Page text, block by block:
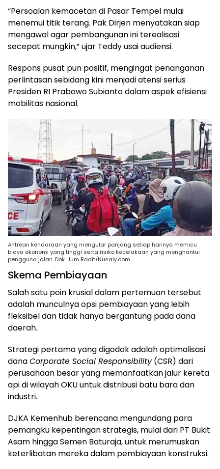
“Persoalan kemacetan di Pasar Tempel mulai
menemui titik terang. Pak Dirjen menyatakan siap
mengawal agar pembangunan ini terealisasi
secepat mungkin,” ujar Teddy usai audiensi.
Respons pusat pun positif, mengingat penanganan
perlintasan sebidang kini menjadi atensi serius
Presiden RI Prabowo Subianto dalam aspek efisiensi
mobilitas nasional.
Antrean kendaraan yang mengular panjang setiap harinya memicu
biaya ekonomi yang tinggi serta risiko kecelakaan yang menghantui
pengguna jalan. Dok. Jum Radit/Nusaly.com
Skema Pembiayaan
Salah satu poin krusial dalam pertemuan tersebut
adalah munculnya opsi pembiayaan yang lebih
fleksibel dan tidak hanya bergantung pada dana
daerah.
Strategi pertama yang digodok adalah optimalisasi
danaCorporate Social Responsibility(CSR) dari
perusahaan besar yang memanfaatkan jalur kereta
api di wilayah OKU untuk distribusi batu bara dan
industri.
DJKA Kemenhub berencana mengundang para
pemangku kepentingan strategis, mulai dari PT Bukit
Asam hingga Semen Baturaja, untuk merumuskan
keterlibatan mereka dalam pembiayaan konstruksi.